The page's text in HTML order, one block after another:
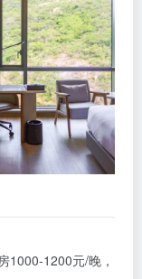
1000-1200元/晚，